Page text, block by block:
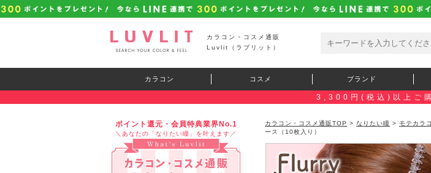
カラコン・コスメ通販
Luvlit（ラブリット）
カラコン コスメ ブランド
3,300円(税込)以上ご
ポイント還元・会員特典業界No.1
＼あなたの「なりたい瞳」を叶えます／
カラコン・コスメ通販TOP > なりたい瞳 > モテカラ
ース（10枚入り）